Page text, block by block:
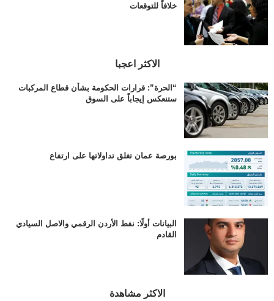
خلافاً للتوقعات
الاكثر اعجبا
“الحرة”: قرارات الحكومة بشأن قطاع المركبات
ستنعكس إيجاباً على السوق
بورصة عمان تغلق تداولاتها على ارتفاع
البيانات أولًا: نفط الأردن الرقمي والاصل السيادي
القادم
الاكثر مشاهدة